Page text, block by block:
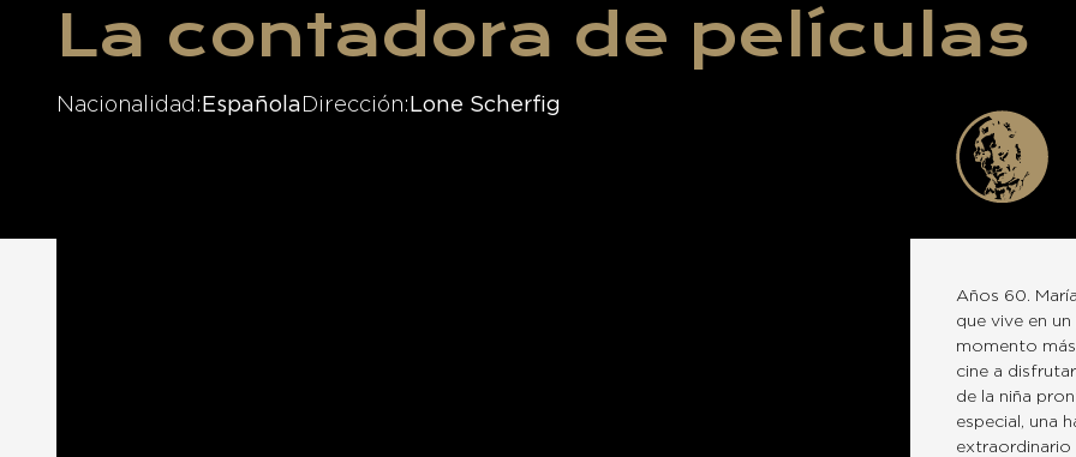
La contadora de películas
Nacionalidad Española Dirección Lone Scherfig
Años 60.
que vive en
momento
cine a
de la niña
especial, una
extraordinario